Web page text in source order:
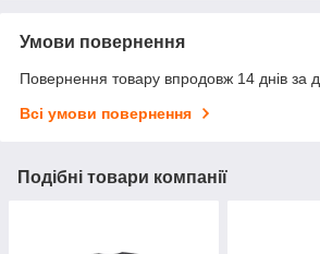
Умови повернення
Повернення товару впродовж 14 днів за
Всі умови повернення
Подібні товари компанії